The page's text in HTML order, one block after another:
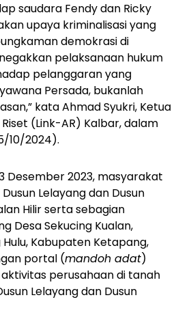
saudara Fendy dan Ricky
upaya kriminalisasi yang
demokrasi di
pelaksanaan hukum
pelanggaran yang
Persada, bukanlah
kata Ahmad Syukri, Ketua
(Link-AR) Kalbar, dalam
10/2024).
Desember 2023, masyarakat
Lelayang dan Dusun
Hilir serta sebagian
Desa Sekucing Kualan,
Kabupaten Ketapang,
portal (mandoh adat)
perusahaan di tanah
Lelayang dan Dusun